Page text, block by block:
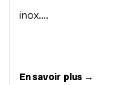
inox....
En savoir plus →